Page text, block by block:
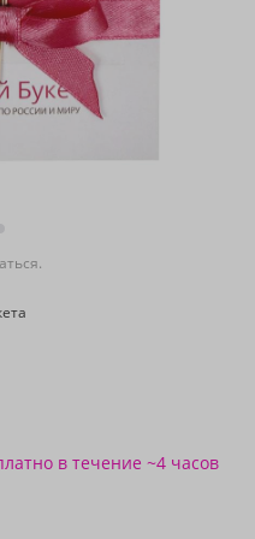
в течение ~4 часов